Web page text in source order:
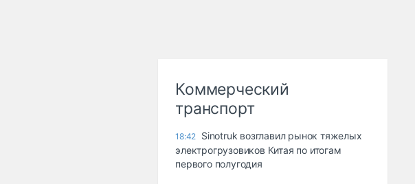
Коммерческий
транспорт
18:42 Sinotruk возглавил рынок тяжелых
электрогрузовиков Китая по итогам
первого полугодия